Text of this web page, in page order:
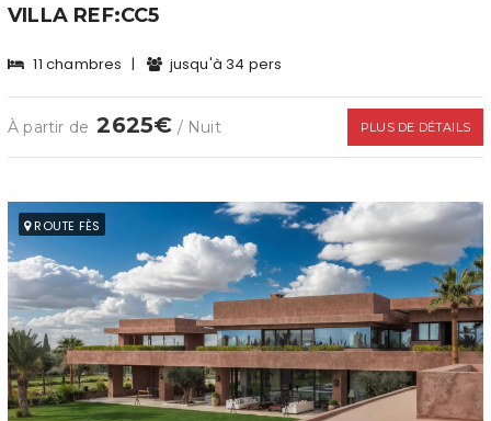
VILLA REF:CC5
11 chambres | jusqu'à 34 pers
À partir de 2625€ / Nuit PLUS DE DÉTAILS
ROUTE FÈS